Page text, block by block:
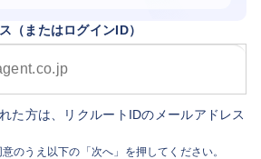
（またはログインID）
た方は、リクルートIDのメールアドレス
意のうえ以下の「次へ」を押してください。